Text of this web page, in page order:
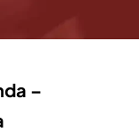
–